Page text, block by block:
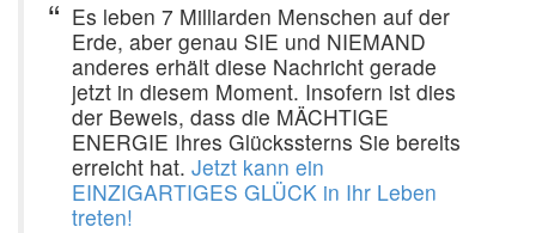
Es leben 7 Milliarden Menschen auf der
Erde, aber genau SIE und NIEMAND
anderes erhält diese Nachricht gerade
jetzt in diesem Moment. Insofern ist dies
der Beweis, dass die MÄCHTIGE
ENERGIE Ihres Glückssterns Sie bereits
erreicht hat. Jetzt kann ein
EINZIGARTIGES GLÜCK in Ihr Leben
treten!